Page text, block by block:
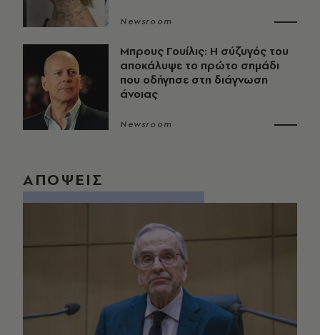
Newsroom
Μπρους Γουίλις: Η σύζυγός του
αποκάλυψε το πρώτο σημάδι
που οδήγησε στη διάγνωση
άνοιας
Newsroom
ΑΠΟΨΕΙΣ